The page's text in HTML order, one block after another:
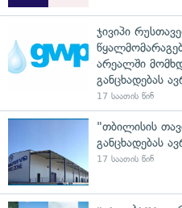
ჯივიპი
არეალში
განცხადებას
17 საათის წინ
"თბილისის
განცხადებას
17 საათის წინ